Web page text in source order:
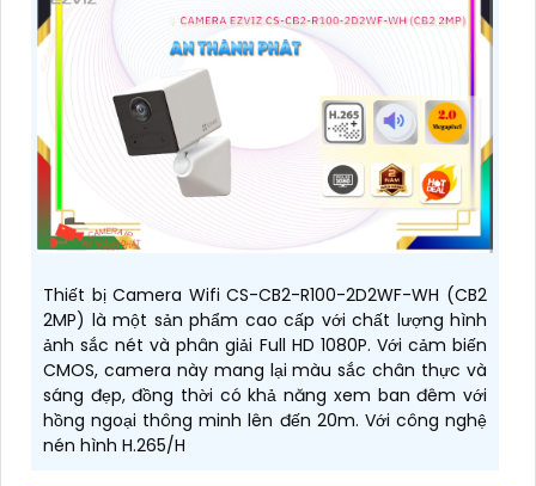
Thiết bị Camera Wifi CS-CB2-R100-2D2WF-WH (CB2
2MP) là một sản phẩm cao cấp với chất lượng hình
ảnh sắc nét và phân giải Full HD 1080P. Với cảm biến
CMOS, camera này mang lại màu sắc chân thực và
sáng đẹp, đồng thời có khả năng xem ban đêm với
hồng ngoại thông minh lên đến 20m. Với công nghệ
nén hình H.265/H